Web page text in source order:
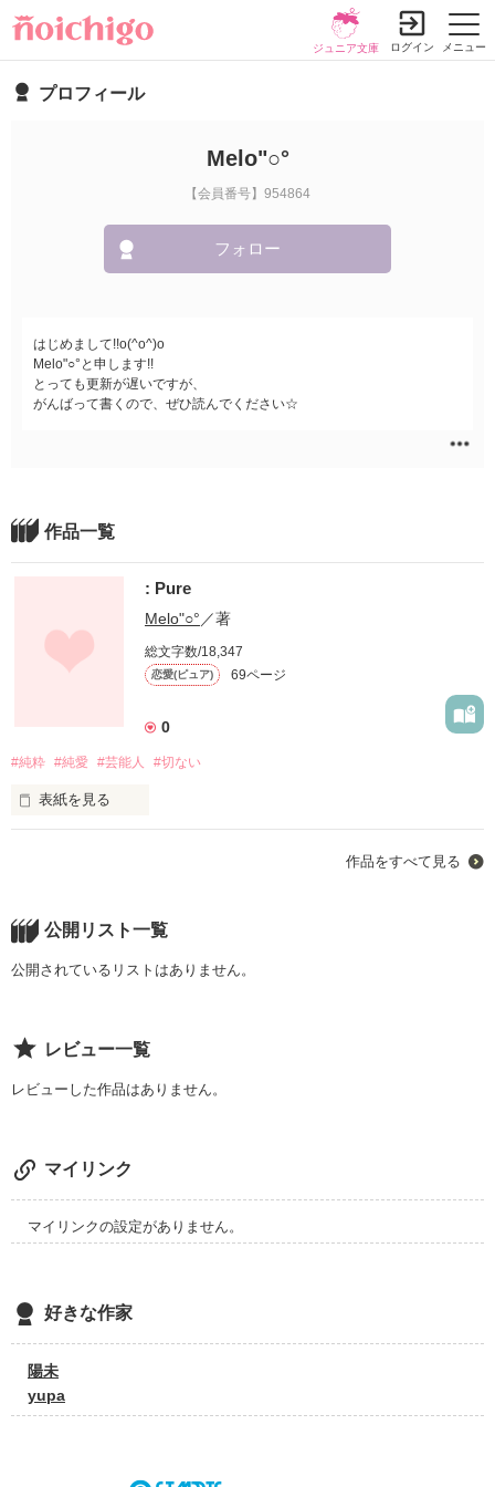
メニュー
ジュニア文庫 ログイン
プロフィール
Melo"○°
【会員番号】954864
フォロー
はじめまして!!o(^o^)o
Melo"○°と申します!!
とっても更新が遅いですが、
がんばって書くので、ぜひ読んでください☆
作品一覧
: Pure
Melo"○° ／著
総文字数/18,347
恋愛(ピュア) 69ページ
0
#純粋 #純愛 #芸能人 #切ない
表紙を見る
変わった。
近くて遠い存在で。
ねえ、あの日出逢えたのは運命だったのかな。
今でも忘れない。
あの澄み渡った星に、輝く青の夜。
作品を読む
作品をすべて見る
公開リスト一覧
公開されているリストはありません。
レビュー一覧
レビューした作品はありません。
マイリンク
マイリンクの設定がありません。
好きな作家
陽未
yupa